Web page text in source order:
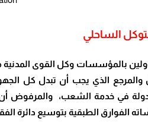
الساحلي
بالمؤسسات وكل القوى المدنية
الذي يجب أن تبدل كل
في خدمة الشعب، والمرفوض أن
الفوارق الطبقية بتوسيع دائرة